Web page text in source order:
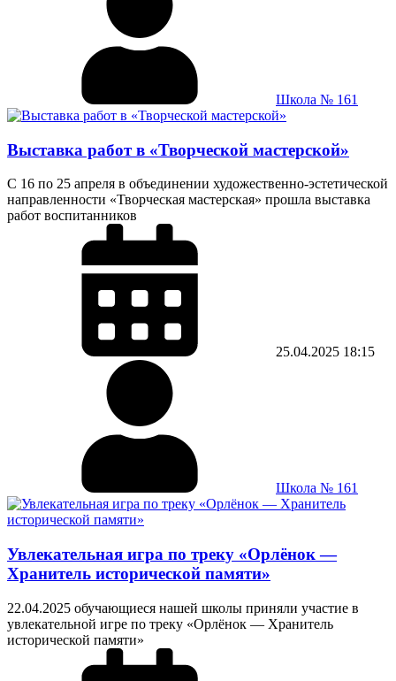
Школа № 161
Выставка работ в «Творческой мастерской»
С 16 по 25 апреля в объединении художественно-эстетической
направленности «Творческая мастерская» прошла выставка
работ воспитанников
25.04.2025 18:15
Школа № 161
Увлекательная игра по треку «Орлёнок —
Хранитель исторической памяти»
22.04.2025 обучающиеся нашей школы приняли участие в
увлекательной игре по треку «Орлёнок — Хранитель
исторической памяти»